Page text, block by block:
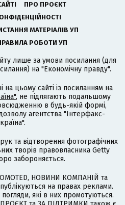
ПРО ПРОЄКТ
МАТЕРІАЛІВ УП
РОБОТИ УП
лише за умови посилання (для
на "Економічну правду".
на цьому сайті із посиланням на
, не підлягають подальшому
в будь-якій формі,
агентства "Інтерфакс-
та відтворення фотографічних
творів правовласника Getty
забороняється.
НОВИНИ КОМПАНІЙ та
на правах реклами.
які в них промотуються.